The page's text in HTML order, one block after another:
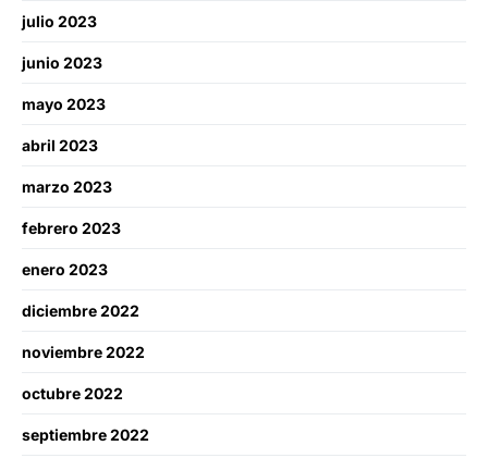
julio 2023
junio 2023
mayo 2023
abril 2023
marzo 2023
febrero 2023
enero 2023
diciembre 2022
noviembre 2022
octubre 2022
septiembre 2022